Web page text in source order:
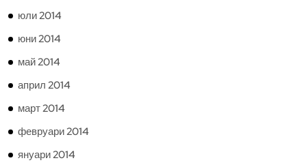
юли 2014
юни 2014
май 2014
април 2014
март 2014
февруари 2014
януари 2014